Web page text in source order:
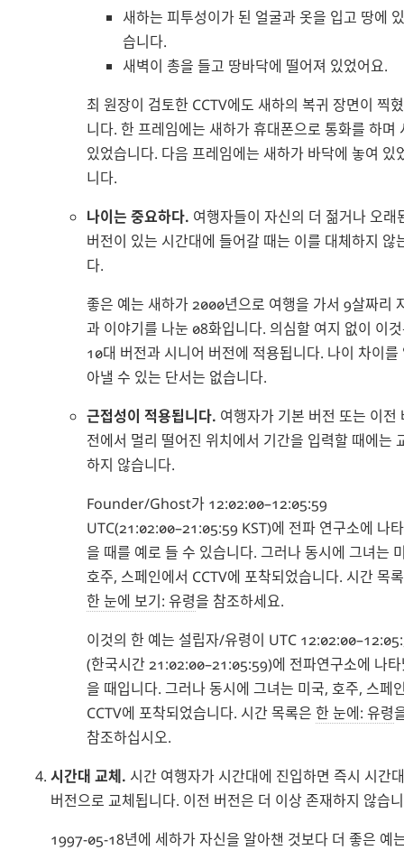
새하는 피투성이가 된 얼굴과 옷을 입고 땅에
습니다.
새벽이 총을 들고 땅바닥에 떨어져 있었어요.
최 원장이 검토한 CCTV에도 새하의 복귀 장면이 찍
니다. 한 프레임에는 새하가 휴대폰으로 통화를 하며
있었습니다. 다음 프레임에는 새하가 바닥에 놓여 있
니다.
나이는 중요하다. 여행자들이 자신의 더 젊거나 오래
버전이 있는 시간대에 들어갈 때는 이를 대체하지 않
다.
좋은 예는 새하가 2000년으로 여행을 가서 9살짜리
과 이야기를 나눈 08화입니다. 의심할 여지 없이 이
10대 버전과 시니어 버전에 적용됩니다. 나이 차이를
아낼 수 있는 단서는 없습니다.
근접성이 적용됩니다. 여행자가 기본 버전 또는 이전
전에서 멀리 떨어진 위치에서 기간을 입력할 때에는
하지 않습니다.
Founder/Ghost가 12:02:00–12:05:59
UTC(21:02:00–21:05:59 KST)에 전파 연구소에 나
을 때를 예로 들 수 있습니다. 그러나 동시에 그녀는
호주, 스페인에서 CCTV에 포착되었습니다. 시간 목
한 눈에 보기: 유령을 참조하세요.
이것의 한 예는 설립자/유령이 UTC
(한국시간 21:02:00–21:05:59)에 전파연구소에 나
을 때입니다. 그러나 동시에 그녀는 미국, 호주, 스페
CCTV에 포착되었습니다. 시간 목록은 한 눈에: 유령
참조하십시오.
시간대 교체. 시간 여행자가 시간대에 진입하면 즉시 시간
버전으로 교체됩니다. 이전 버전은 더 이상 존재하지 않습
1997-05-18년에 세하가 자신을 알아챈 것보다 더 좋은 예